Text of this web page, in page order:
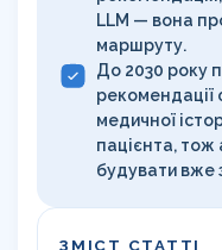
LLM — вона
маршруту.
До 2030 року
рекомендації
медичної
пацієнта, тож
будувати вже
ЗМІСТ СТАТТІ